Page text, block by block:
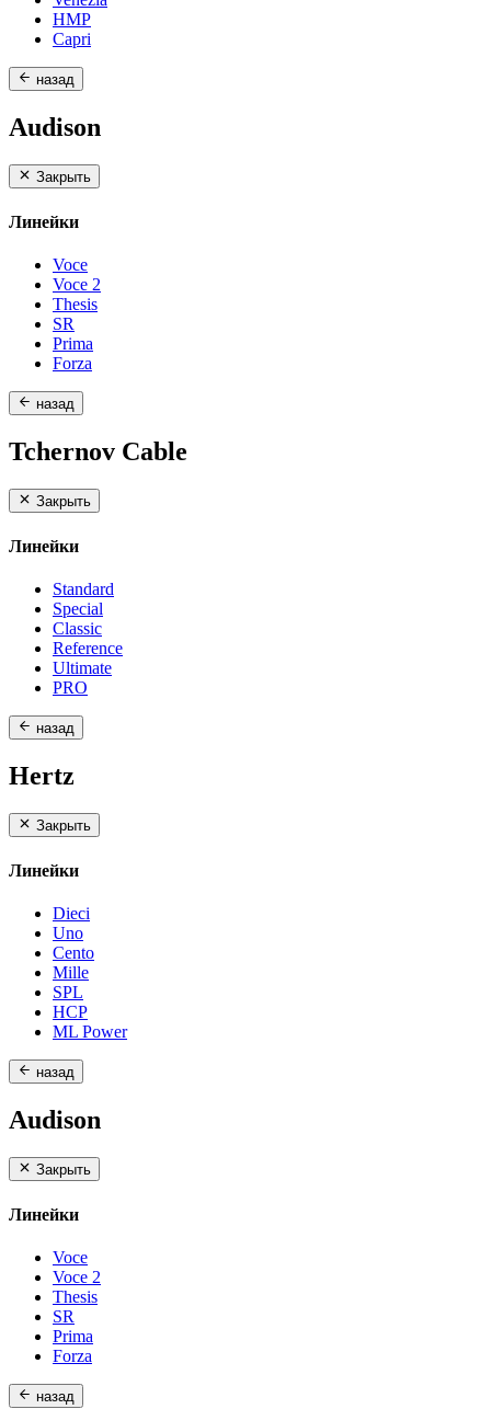
HMP
Capri
назад
Audison
Закрыть
Линейки
Voce
Voce 2
Thesis
SR
Prima
Forza
назад
Tchernov Cable
Закрыть
Линейки
Standard
Special
Classic
Reference
Ultimate
PRO
назад
Hertz
Закрыть
Линейки
Dieci
Uno
Cento
Mille
SPL
HCP
ML Power
назад
Audison
Закрыть
Линейки
Voce
Voce 2
Thesis
SR
Prima
Forza
назад